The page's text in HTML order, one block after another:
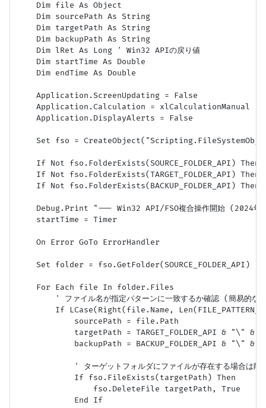
    Dim file As Object
    Dim sourcePath As String
    Dim targetPath As String
    Dim backupPath As String
    Dim lRet As Long ' Win32 APIの戻り値
    Dim startTime As Double
    Dim endTime As Double
    Application.ScreenUpdating = False
    Application.Calculation = xlCalculationManual
    Application.DisplayAlerts = False
Set fso =
If Not fso.FolderExists(SOURCE_FOLDER_API) Then
If Not fso.FolderExists(TARGET_FOLDER_API) Then
If Not fso.FolderExists(BACKUP_FOLDER_API) Then
Debug.Print "--- Win32 API/FSO複合操作開始 (2024年
    startTime = Timer
    On Error GoTo ErrorHandler
    Set folder = fso.GetFolder(SOURCE_FOLDER_API)
    For Each file In folder.Files
' ファイル名が指定パターンに一致するか確認 (簡易的な
If LCase(Right(file.Name,
            sourcePath = file.Path
targetPath = TARGET_FOLDER_API & "\" &
backupPath = BACKUP_FOLDER_API & "\" &
' ターゲットフォルダにファイルが存在する場合は
            If fso.FileExists(targetPath) Then
                fso.DeleteFile targetPath, True
            End If